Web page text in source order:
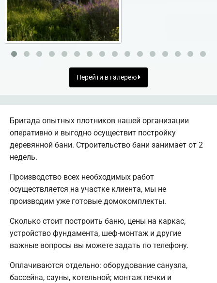
Перейти в галерею
Бригада опытных плотников нашей организации
оперативно и выгодно осуществит постройку
деревянной бани. Строительство бани занимает от 2
недель.
Производство всех необходимых работ
осуществляется на участке клиента, мы не
производим уже готовые домокомплекты.
Сколько стоит построить баню, цены на каркас,
устройство фундамента, шеф-монтаж и другие
важные вопросы вы можете задать по телефону.
Оплачиваются отдельно: оборудование санузла,
бассейна, сауны, котельной; монтаж печки и